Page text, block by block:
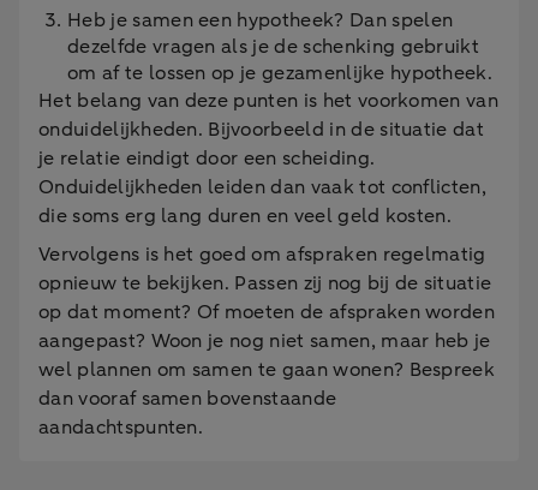
Heb je samen een hypotheek? Dan spelen
dezelfde vragen als je de schenking gebruikt
om af te lossen op je gezamenlijke hypotheek.
Het belang van deze punten is het voorkomen van
onduidelijkheden. Bijvoorbeeld in de situatie dat
je relatie eindigt door een scheiding.
Onduidelijkheden leiden dan vaak tot conflicten,
die soms erg lang duren en veel geld kosten.
Vervolgens is het goed om afspraken regelmatig
opnieuw te bekijken. Passen zij nog bij de situatie
op dat moment? Of moeten de afspraken worden
aangepast? Woon je nog niet samen, maar heb je
wel plannen om samen te gaan wonen? Bespreek
dan vooraf samen bovenstaande
aandachtspunten.